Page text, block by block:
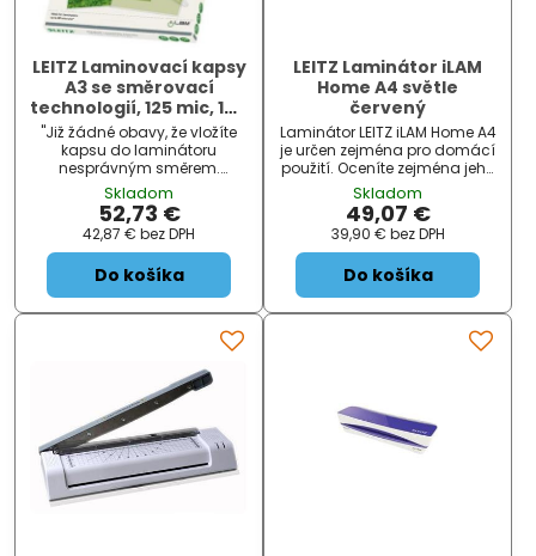
LEITZ Laminovací kapsy
A3 se směrovací
technologií, 125 mic, 100
ks
"Již žádné obavy, že vložíte
kapsu do laminátoru
nesprávným směrem.
Jedinečná směrovací
technologie (UDT) přináší
dokonalé výsledky. Kapsy
nejvyšší kvality chrání
zalaminovaný dokument.
Unikátní směrovací
technologie navádí ke
správnému vložení kapsy v
Skladom
52,73 €
42,87 € bez DPH
Do košíka
LEITZ Laminátor iLAM
Home A4 světle
červený
Laminátor LEITZ iLAM Home A4
je určen zejména pro domácí
použití. Oceníte zejména jeho
kompaktní a luxusní barevné
provedení světle červené
barvy. Laminuje bez
zasekávání, snadno se
nastavuje. Rychle se zahřívá,
je připraven do 3 minut.
Laminátor má nízko
Skladom
49,07 €
39,90 € bez DPH
Do košíka